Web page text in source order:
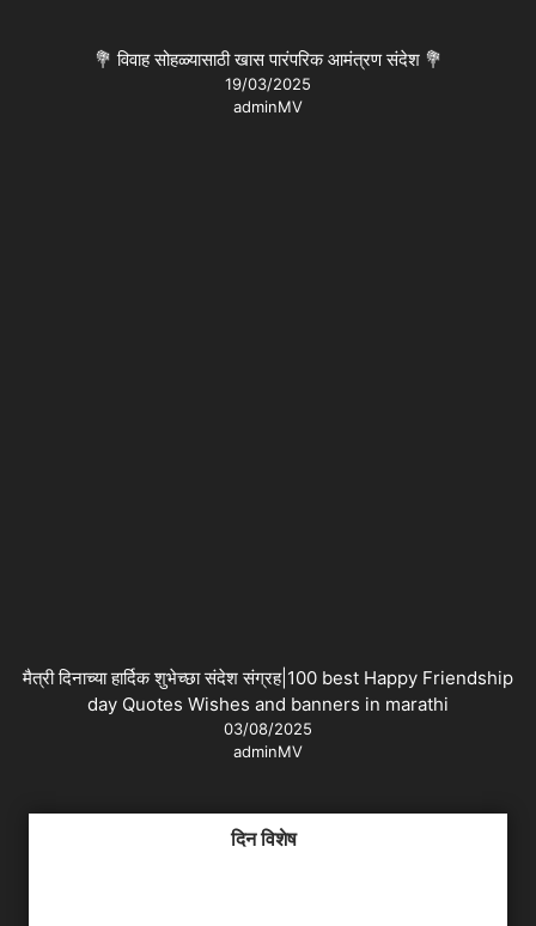
💐 विवाह सोहळ्यासाठी खास पारंपरिक आमंत्रण संदेश 💐
19/03/2025
adminMV
मैत्री दिनाच्या हार्दिक शुभेच्छा संदेश संग्रह|100 best Happy Friendship
day Quotes Wishes and banners in marathi
03/08/2025
adminMV
दिन विशेष